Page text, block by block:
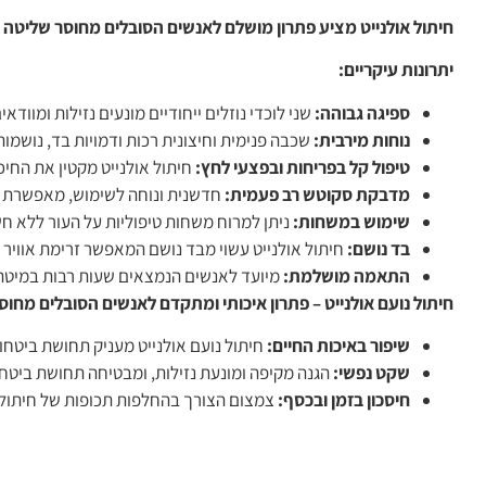
חיתול אולנייט מציע פתרון מושלם לאנשים הסובלים מחוסר
יתרונות עיקריים:
ספיגה גבוהה: שני לוכדי נוזלים ייחודיים מונעים נזילות
נוחות מירבית: שכבה פנימית וחיצונית רכות ודמויות בד,
טיפול קל בפריחות ובפצעי לחץ: חיתול אולנייט מקטין את
מדבקת סקוטש רב פעמית: חדשנית ונוחה לשימוש, מאפשרת
שימוש במשחות: ניתן למרוח משחות טיפוליות על העור
בד נושם: חיתול אולנייט עשוי מבד נושם המאפשר זרימת
התאמה מושלמת:מיועד לאנשים הנמצאים שעות רבות
חיתול נועם אולנייט – פתרון איכותי ומתקדם לאנשים הסובלים
שיפור באיכות החיים: חיתול נועם אולנייט מעניק תחושת
שקט נפשי:הגנה מקיפה ומונעת נזילות, ומבטיחה תחושת
חיסכון בזמן ובכסף: צמצום הצורך בהחלפות תכופות של